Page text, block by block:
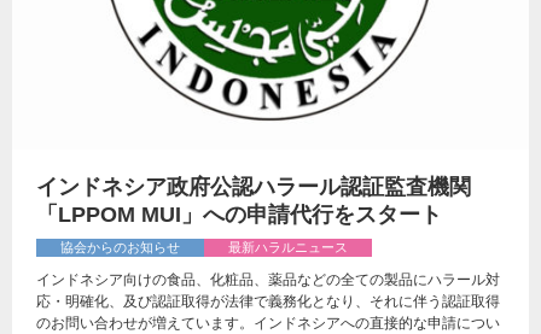
インドネシア政府公認ハラール認証監査機関
「LPPOM MUI」への申請代行をスタート
協会からのお知らせ 最新ハラルニュース
インドネシア向けの食品、化粧品、薬品などの全ての製品にハラール対
応・明確化、及び認証取得が法律で義務化となり、それに伴う認証取得
のお問い合わせが増えています。インドネシアへの直接的な申請につい